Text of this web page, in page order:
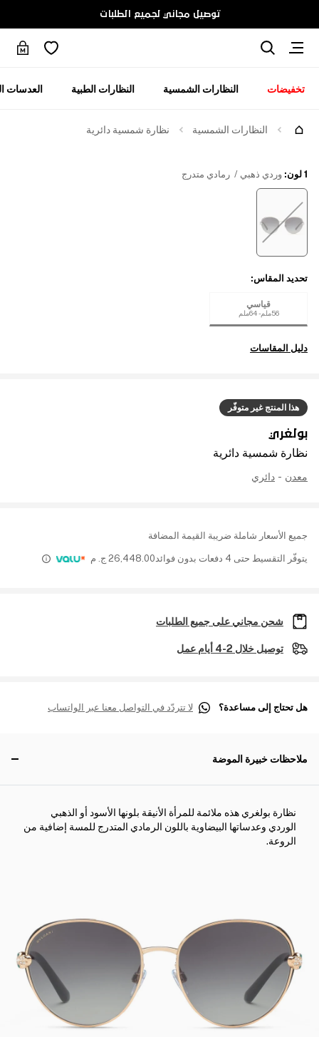
توصيل مجاني لجميع الطلبات
تخفيضات النظارات الشمسية النظارات الطبية العدسات
النظارات الشمسية نظارة شمسية دائرية
هذا المنتج غير متوفّر
بولغري
نظارة شمسية دائرية
معدن - دائري
جميع الأسعار شاملة ضريبة القيمة المضافة
يتوفّر التقسيط حتى 4 دفعات بدون فوائد 26,448.00 ج. م
1 لون : وردي ذهبي / رمادي متدرج
تحديد المقاس:
قياسي
56ملم - 64ملم
دليل المقاسات
شحن مجاني على جميع الطلبات
توصيل خلال 2-4 أيام عمل
هل تحتاج إلى مساعدة؟ لا تتردّد في التواصل معنا عبر الواتساب
ملاحظات خبيرة الموضة
نظارة بولغري هذه ملائمة للمرأة الأنيقة بلونها الأسود أو الذهبي
الوردي وعدساتها البيضاوية باللون الرمادي المتدرج للمسة إضافية من
الروعة.